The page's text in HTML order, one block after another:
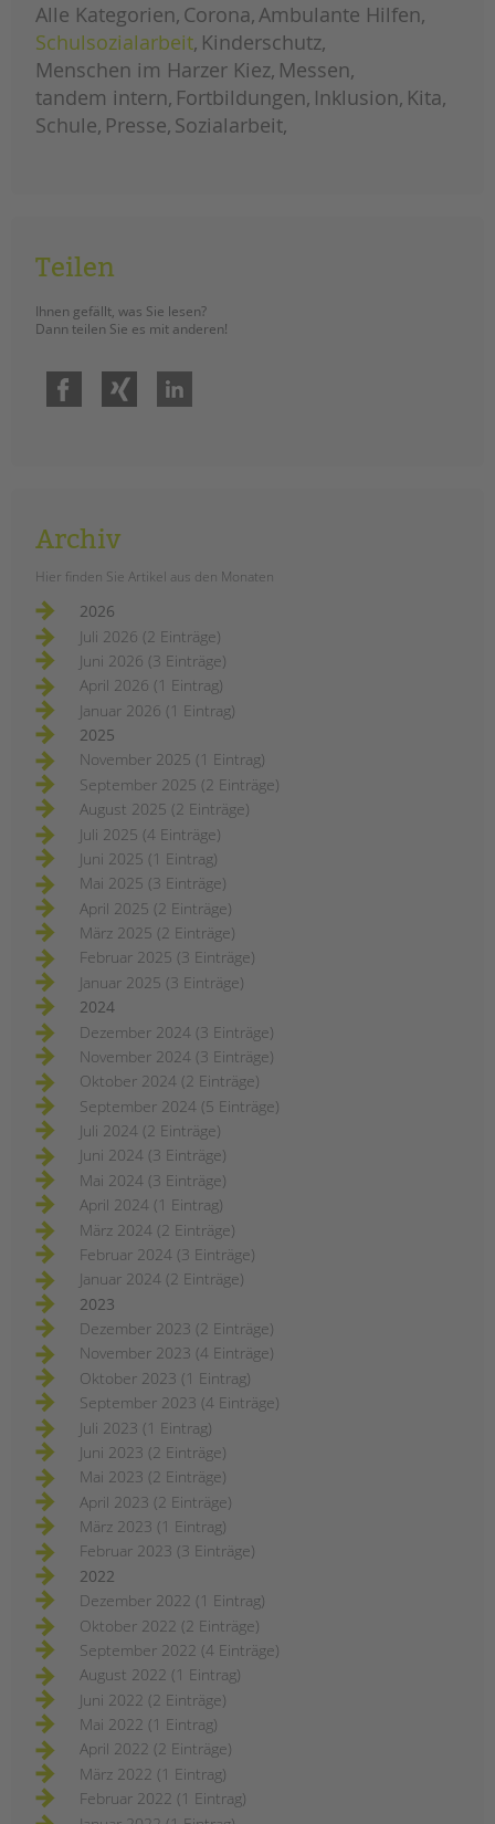
„jugendsozialarbeit
berliner
schulen“
Alle Kategorien Corona Ambulante Hilfen
Schulsozialarbeit Kinderschutz
Menschen im Harzer Kiez Messen
tandem intern Fortbildungen Inklusion Kita
Schule Presse Sozialarbeit
Teilen
Ihnen gefällt, was Sie lesen?
Dann teilen Sie es mit anderen!
Facebook
Archiv
Hier finden Sie Artikel aus den Monaten
2026
Juli 2026 (2 Einträge)
Juni 2026 (3 Einträge)
April 2026 (1 Eintrag)
Januar 2026 (1 Eintrag)
2025
November 2025 (1 Eintrag)
September 2025 (2 Einträge)
August 2025 (2 Einträge)
Juli 2025 (4 Einträge)
Juni 2025 (1 Eintrag)
Mai 2025 (3 Einträge)
April 2025 (2 Einträge)
März 2025 (2 Einträge)
Februar 2025 (3 Einträge)
Januar 2025 (3 Einträge)
2024
Dezember 2024 (3 Einträge)
November 2024 (3 Einträge)
Oktober 2024 (2 Einträge)
September 2024 (5 Einträge)
Juli 2024 (2 Einträge)
Juni 2024 (3 Einträge)
Mai 2024 (3 Einträge)
April 2024 (1 Eintrag)
März 2024 (2 Einträge)
Februar 2024 (3 Einträge)
Januar 2024 (2 Einträge)
2023
Dezember 2023 (2 Einträge)
November 2023 (4 Einträge)
Oktober 2023 (1 Eintrag)
September 2023 (4 Einträge)
Juli 2023 (1 Eintrag)
Juni 2023 (2 Einträge)
Mai 2023 (2 Einträge)
April 2023 (2 Einträge)
März 2023 (1 Eintrag)
Februar 2023 (3 Einträge)
2022
Dezember 2022 (1 Eintrag)
Oktober 2022 (2 Einträge)
September 2022 (4 Einträge)
August 2022 (1 Eintrag)
Juni 2022 (2 Einträge)
Mai 2022 (1 Eintrag)
April 2022 (2 Einträge)
März 2022 (1 Eintrag)
Februar 2022 (1 Eintrag)